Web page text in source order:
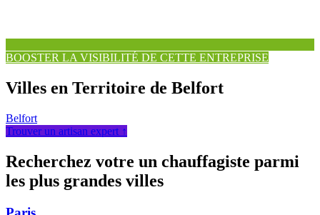
BOOSTER LA VISIBILITÉ DE CETTE ENTREPRISE
Villes en Territoire de Belfort
Belfort
Trouver un artisan expert ↑
Recherchez votre un chauffagiste parmi
les plus grandes villes